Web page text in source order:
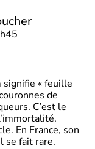
signifie « feuille
de
C’est le
En France, son
se fait rare.